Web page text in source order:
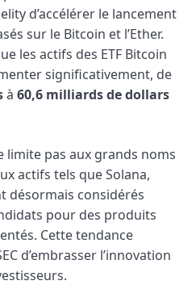
d’accélérer le lancement
sur le Bitcoin et l’Ether.
les actifs des ETF Bitcoin
significativement, de
à 60,6 milliards de dollars
limite pas aux grands noms
actifs tels que Solana,
désormais considérés
pour des produits
Cette tendance
d’embrasser l’innovation